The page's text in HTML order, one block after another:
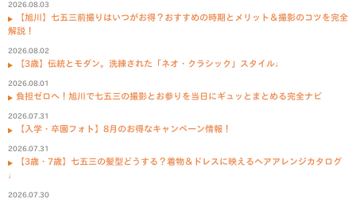
2026.08.03
【旭川】七五三前撮りはいつがお得？おすすめの時期とメリット＆撮影のコツを完全
解説！
2026.08.02
【3歳】伝統とモダン。洗練された「ネオ・クラシック」スタイル♩
2026.08.01
負担ゼロへ！旭川で七五三の撮影とお参りを当日にギュッとまとめる完全ナビ
2026.07.31
【入学・卒園フォト】8月のお得なキャンペーン情報！
2026.07.31
【3歳・7歳】七五三の髪型どうする？着物＆ドレスに映えるヘアアレンジカタログ
♩
2026.07.30